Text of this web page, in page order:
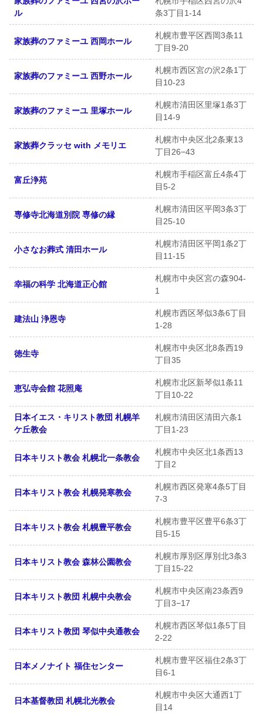
ル
条3丁目1-14
家族葬のファミーユ 西岡ホール
札幌市豊平区西岡3条11
丁目9-20
家族葬のファミーユ 西野ホール
札幌市西区宮の沢2条1丁
目10-23
家族葬のファミーユ 里塚ホール
札幌市清田区里塚1条3丁
目14-9
家族葬クラッセ with メモリエ
札幌市中央区北2条東13
丁目26−43
富丘浄苑
札幌市手稲区富丘4条4丁
目5-2
専修寺北海道別院 専修の縁
札幌市清田区平岡3条3丁
目25-10
小さなお葬式 清田ホール
札幌市清田区平岡1条2丁
目11-15
幸福の科学 北海道正心館
札幌市中央区宮の森904-
1
建法山 浄恩寺
札幌市西区琴似3条6丁目
1-28
徳生寺
札幌市中央区北8条西19
丁目35
恵弘寺会館 花照庵
札幌市北区新琴似1条11
丁目10-22
日本イエス・キリスト教団 札幌羊
ケ丘教会
札幌市清田区清田六条1
丁目1-23
日本キリスト教会 札幌北一条教会
札幌市中央区北1条西13
丁目2
日本キリスト教会 札幌発寒教会
札幌市西区発寒4条5丁目
7-3
日本キリスト教会 札幌豊平教会
札幌市豊平区豊平6条3丁
目5-15
日本キリスト教会 森林公園教会
札幌市厚別区厚別北3条3
丁目15-22
日本キリスト教団 札幌中央教会
札幌市中央区南23条西9
丁目3−17
日本キリスト教団 琴似中央通教会
札幌市西区琴似1条5丁目
2-22
日本メノナイト 福住センター
札幌市豊平区福住2条3丁
目6-1
日本基督教団 札幌北光教会
札幌市中央区大通西1丁
目14